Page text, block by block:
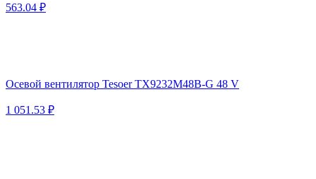
563.04 ₽
Осевой вентилятор Tesoer TX9232M48B-G 48 V
1 051.53 ₽